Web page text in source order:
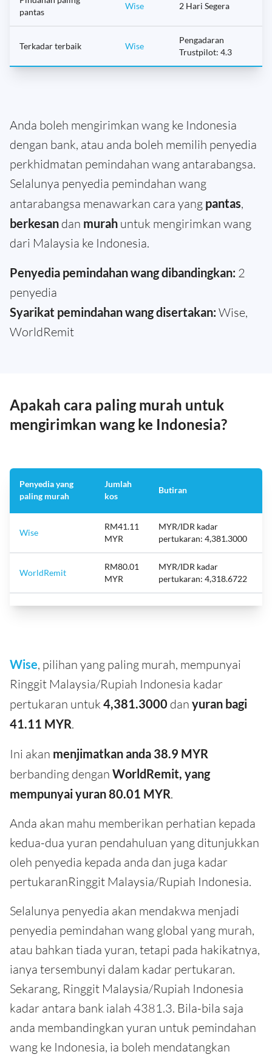
pantas
Wise 2 Hari Segera
Terkadar terbaik Wise
Pengadaran
Trustpilot: 4.3
Anda boleh mengirimkan wang ke Indonesia
dengan bank, atau anda boleh memilih penyedia
perkhidmatan pemindahan wang antarabangsa.
Selalunya penyedia pemindahan wang
antarabangsa menawarkan cara yang pantas,
berkesan dan murah untuk mengirimkan wang
dari Malaysia ke Indonesia.
Penyedia pemindahan wang dibandingkan: 2
penyedia
Syarikat pemindahan wang disertakan: Wise,
WorldRemit
Apakah cara paling murah untuk
mengirimkan wang ke Indonesia?
Penyedia yang
paling murah
Jumlah
kos
Butiran
Wise
RM41.11
MYR
MYR/IDR kadar
pertukaran: 4,381.3000
WorldRemit
RM80.01
MYR
MYR/IDR kadar
pertukaran: 4,318.6722
Wise, pilihan yang paling murah, mempunyai
Ringgit Malaysia/Rupiah Indonesia kadar
pertukaran untuk 4,381.3000 dan yuran bagi
41.11 MYR.
Ini akan menjimatkan anda 38.9 MYR
berbanding dengan WorldRemit, yang
mempunyai yuran 80.01 MYR.
Anda akan mahu memberikan perhatian kepada
kedua-dua yuran pendahuluan yang ditunjukkan
oleh penyedia kepada anda dan juga kadar
pertukaranRinggit Malaysia/Rupiah Indonesia.
Selalunya penyedia akan mendakwa menjadi
penyedia pemindahan wang global yang murah,
atau bahkan tiada yuran, tetapi pada hakikatnya,
ianya tersembunyi dalam kadar pertukaran.
Sekarang, Ringgit Malaysia/Rupiah Indonesia
kadar antara bank ialah 4381.3. Bila-bila saja
anda membandingkan yuran untuk pemindahan
wang ke Indonesia, ia boleh mendatangkan